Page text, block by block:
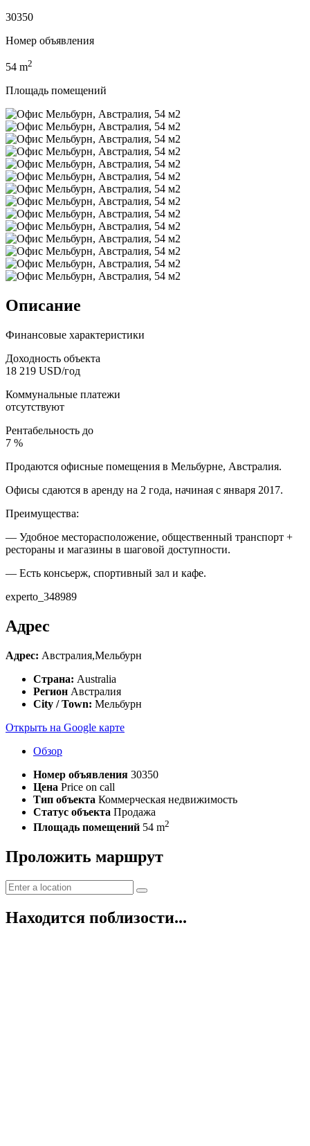
30350
Номер объявления
54 m2
Площадь помещений
Описание
Финансовые характеристики
Доходность объекта
18 219 USD/год
Коммунальные платежи
отсутствуют
Рентабельность до
7 %
Продаются офисные помещения в Мельбурне, Австралия.
Офисы сдаются в аренду на 2 года, начиная с января 2017.
Преимущества:
— Удобное месторасположение, общественный транспорт +
рестораны и магазины в шаговой доступности.
— Есть консьерж, спортивный зал и кафе.
experto_348989
Адрес
Адрес: Австралия,Мельбурн
Страна: Australia
Регион Австралия
City / Town: Мельбурн
Открыть на Google карте
Обзор
Номер объявления 30350
Цена Price on call
Тип объекта Коммерческая недвижимость
Статус объекта Продажа
Площадь помещений 54 m2
Проложить маршрут
Находится поблизости...